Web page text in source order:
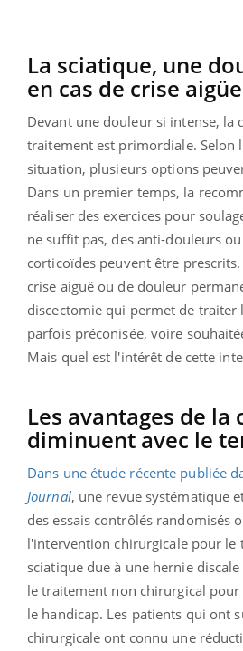
La sciatique, une
en cas de crise aigüe
Devant une douleur si intense, la
traitement est primordiale. Selon
situation, plusieurs options
Dans un premier temps, la
réaliser des exercices pour
ne suffit pas, des anti-douleurs
corticoïdes peuvent être
crise aiguë ou de douleur
discectomie qui permet de traiter
parfois préconisée, voire
Mais quel est l'intérêt de cette
Les avantages de la
diminuent avec le
Dans une étude récente publiée
Journal, une revue systématique
des essais contrôlés randomisés
l'intervention chirurgicale pour le
sciatique due à une hernie
le traitement non chirurgical
le handicap. Les patients qui ont
chirurgicale ont connu une